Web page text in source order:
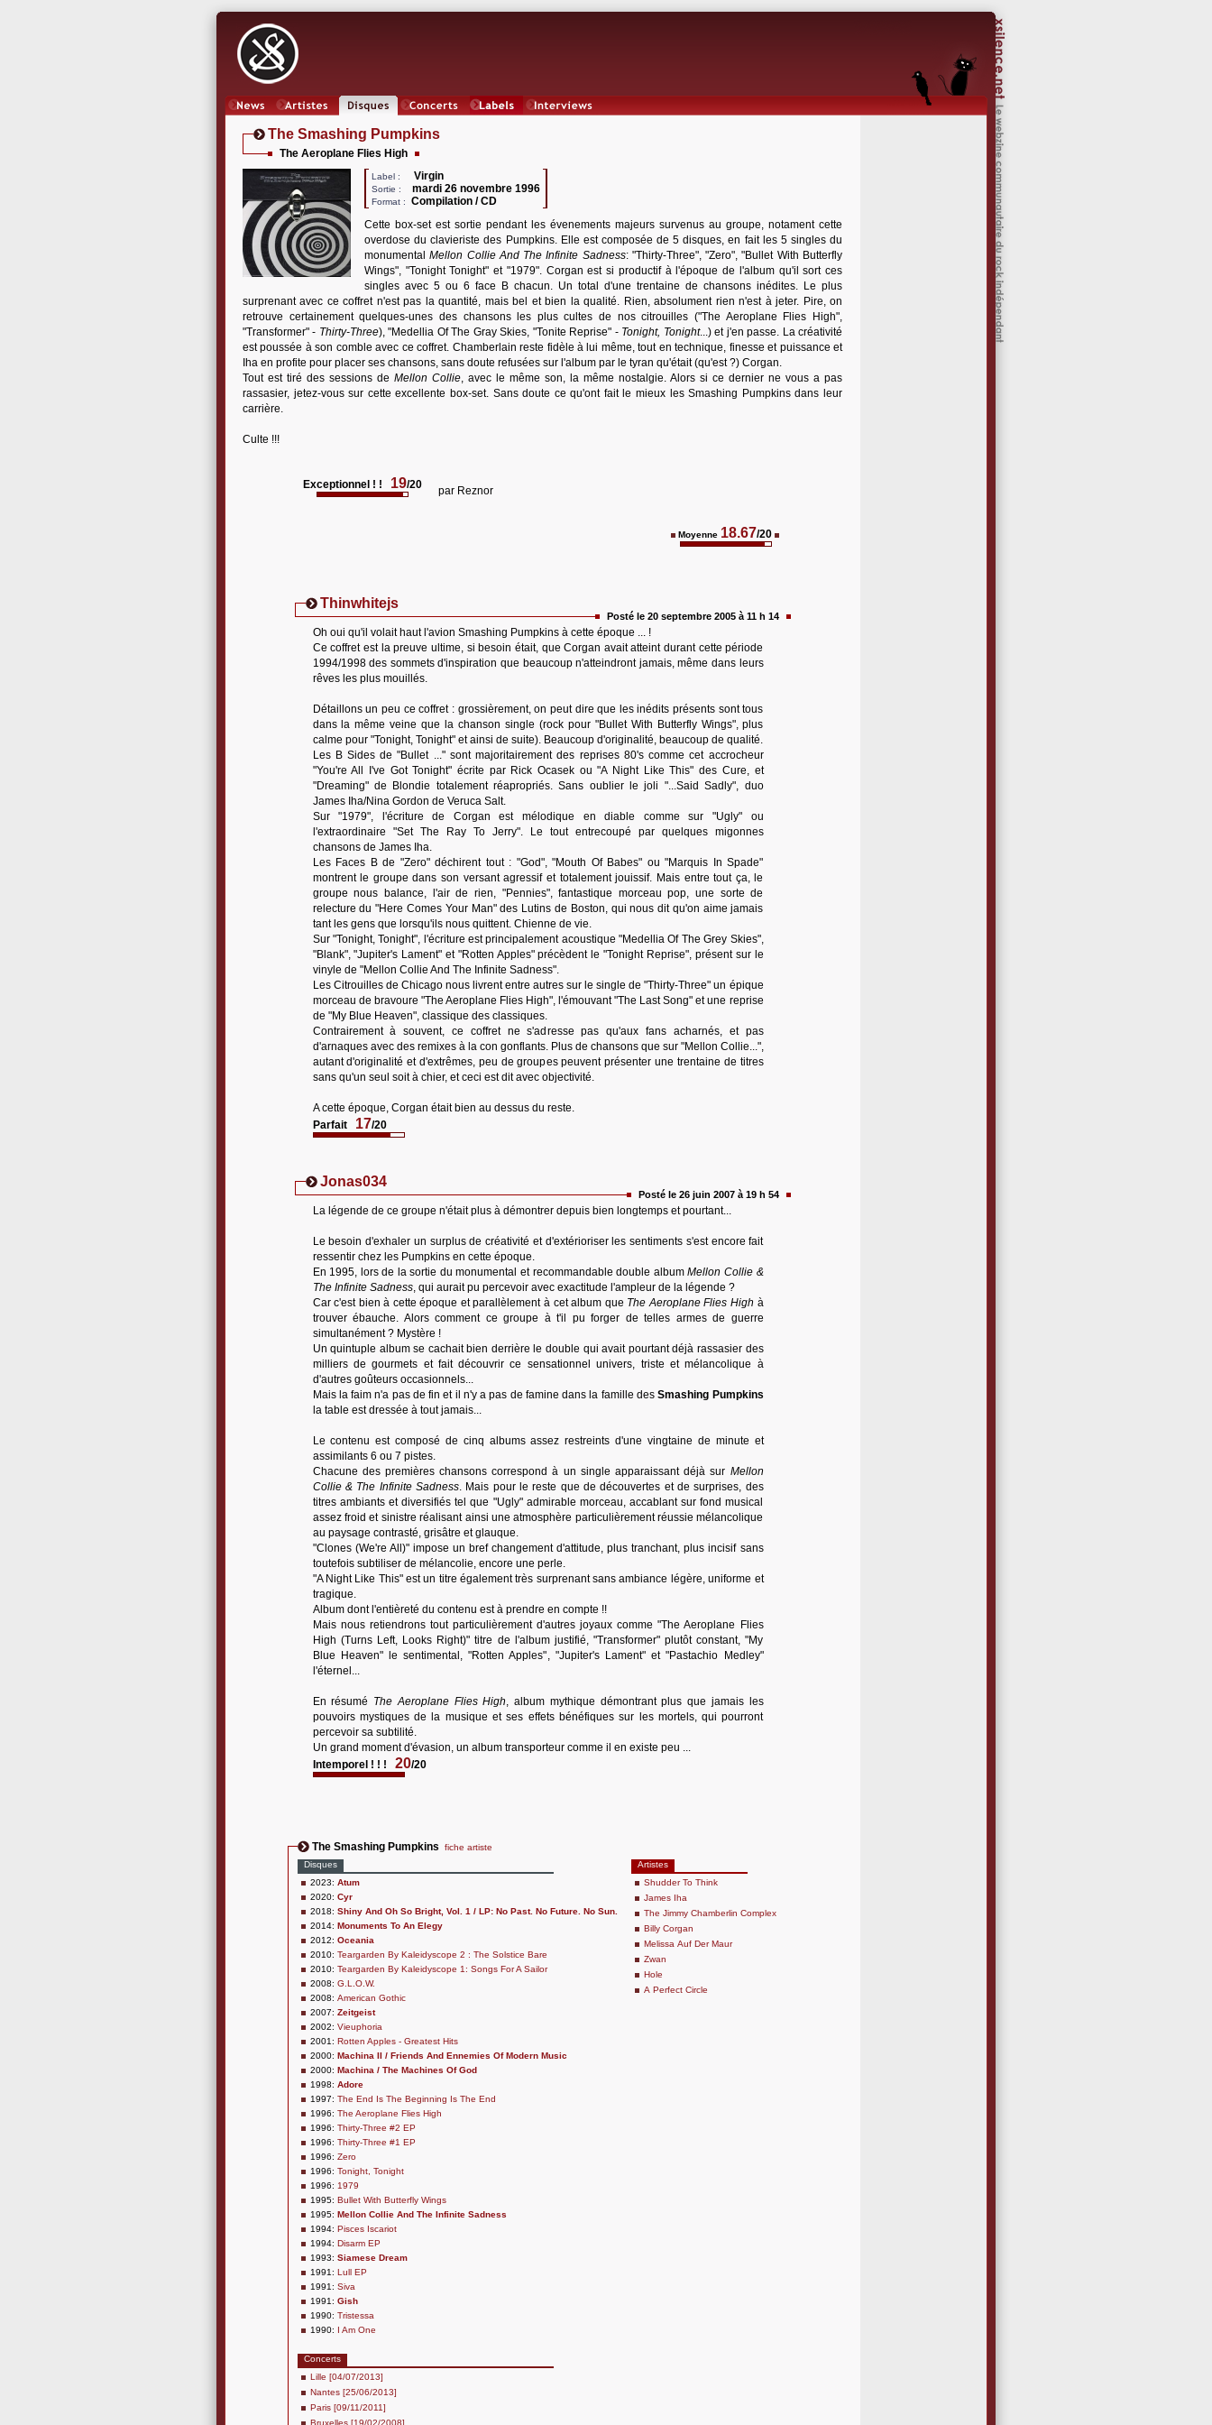
The Smashing Pumpkins
The Aeroplane Flies High
Label : Virgin
Sortie : mardi 26 novembre 1996
Format :
Compilation / CD
Cette box-set est sortie pendant les évenements majeurs survenus au groupe, notament cette
overdose du clavieriste des Pumpkins. Elle est composée de 5 disques, en fait les 5 singles du
monumentalMellon Collie And The Infinite Sadness: "Thirty-Three", "Zero", "Bullet With Butterfly
Wings", "Tonight Tonight" et "1979". Corgan est si productif à l'époque de l'album qu'il sort ces
singles avec 5 ou 6 face B chacun. Un total d'une trentaine de chansons inédites. Le plus
surprenant avec ce coffret n'est pas la quantité, mais bel et bien la qualité. Rien, absolument rien n'est à jeter. Pire, on
retrouve certainement quelques-unes des chansons les plus cultes de nos citrouilles ("The Aeroplane Flies High",
"Transformer" - Thirty-Three), "Medellia Of The Gray Skies, "Tonite Reprise" - Tonight, Tonight...) et j'en passe. La créativité
est poussée à son comble avec ce coffret. Chamberlain reste fidèle à lui même, tout en technique, finesse et puissance et
Iha en profite pour placer ses chansons, sans doute refusées sur l'album par le tyran qu'était (qu'est ?) Corgan.
Tout est tiré des sessions de Mellon Collie, avec le même son, la même nostalgie. Alors si ce dernier ne vous a pas
rassasier, jetez-vous sur cette excellente box-set. Sans doute ce qu'ont fait le mieux les Smashing Pumpkins dans leur
carrière.
Culte !!!
Exceptionnel ! ! 19/20 par Reznor
Moyenne 18.67/20
Thinwhitejs
Posté le 20 septembre 2005 à 11 h 14
Oh oui qu'il volait haut l'avion Smashing Pumpkins à cette époque ... !
Ce coffret est la preuve ultime, si besoin était, que Corgan avait atteint durant cette période
1994/1998 des sommets d'inspiration que beaucoup n'atteindront jamais, même dans leurs
rêves les plus mouillés.
Détaillons un peu ce coffret : grossièrement, on peut dire que les inédits présents sont tous
dans la même veine que la chanson single (rock pour "Bullet With Butterfly Wings", plus
calme pour "Tonight, Tonight" et ainsi de suite). Beaucoup d'originalité, beaucoup de qualité.
Les B Sides de "Bullet ..." sont majoritairement des reprises 80's comme cet accrocheur
"You're All I've Got Tonight" écrite par Rick Ocasek ou "A Night Like This" des Cure, et
"Dreaming" de Blondie totalement réapropriés. Sans oublier le joli "...Said Sadly", duo
James Iha/Nina Gordon de Veruca Salt.
Sur "1979", l'écriture de Corgan est mélodique en diable comme sur "Ugly" ou
l'extraordinaire "Set The Ray To Jerry". Le tout entrecoupé par quelques migonnes
chansons de James Iha.
Les Faces B de "Zero" déchirent tout : "God", "Mouth Of Babes" ou "Marquis In Spade"
montrent le groupe dans son versant agressif et totalement jouissif. Mais entre tout ça, le
groupe nous balance, l'air de rien, "Pennies", fantastique morceau pop, une sorte de
relecture du "Here Comes Your Man" des Lutins de Boston, qui nous dit qu'on aime jamais
tant les gens que lorsqu'ils nous quittent. Chienne de vie.
Sur "Tonight, Tonight", l'écriture est principalement acoustique "Medellia Of The Grey Skies",
"Blank", "Jupiter's Lament" et "Rotten Apples" précèdent le "Tonight Reprise", présent sur le
vinyle de "Mellon Collie And The Infinite Sadness".
Les Citrouilles de Chicago nous livrent entre autres sur le single de "Thirty-Three" un épique
morceau de bravoure "The Aeroplane Flies High", l'émouvant "The Last Song" et une reprise
de "My Blue Heaven", classique des classiques.
Contrairement à souvent, ce coffret ne s'adresse pas qu'aux fans acharnés, et pas
d'arnaques avec des remixes à la con gonflants. Plus de chansons que sur "Mellon Collie...",
autant d'originalité et d'extrêmes, peu de groupes peuvent présenter une trentaine de titres
sans qu'un seul soit à chier, et ceci est dit avec objectivité.
A cette époque, Corgan était bien au dessus du reste.
Parfait
17/20
Jonas034
Posté le 26 juin 2007 à 19 h 54
La légende de ce groupe n'était plus à démontrer depuis bien longtemps et pourtant...
Le besoin d'exhaler un surplus de créativité et d'extérioriser les sentiments s'est encore fait
ressentir chez les Pumpkins en cette époque.
En 1995, lors de la sortie du monumental et recommandable double albumMellon Collie &
The Infinite Sadness, qui aurait pu percevoir avec exactitude l'ampleur de la légende ?
Car c'est bien à cette époque et parallèlement à cet album que The Aeroplane Flies High à
trouver ébauche. Alors comment ce groupe à t'il pu forger de telles armes de guerre
simultanément ? Mystère !
Un quintuple album se cachait bien derrière le double qui avait pourtant déjà rassasier des
milliers de gourmets et fait découvrir ce sensationnel univers, triste et mélancolique à
d'autres goûteurs occasionnels...
Mais la faim n'a pas de fin et il n'y a pas de famine dans la famille desSmashing Pumpkins
la table est dressée à tout jamais...
Le contenu est composé de cinq albums assez restreints d'une vingtaine de minute et
assimilants 6 ou 7 pistes.
Chacune des premières chansons correspond à un single apparaissant déjà sur Mellon
Collie & The Infinite Sadness. Mais pour le reste que de découvertes et de surprises, des
titres ambiants et diversifiés tel que "Ugly" admirable morceau, accablant sur fond musical
assez froid et sinistre réalisant ainsi une atmosphère particulièrement réussie mélancolique
au paysage contrasté, grisâtre et glauque.
"Clones (We're All)" impose un bref changement d'attitude, plus tranchant, plus incisif sans
toutefois subtiliser de mélancolie, encore une perle.
"A Night Like This" est un titre également très surprenant sans ambiance légère, uniforme et
tragique.
Album dont l'entièreté du contenu est à prendre en compte !!
Mais nous retiendrons tout particulièrement d'autres joyaux comme "The Aeroplane Flies
High (Turns Left, Looks Right)" titre de l'album justifié, "Transformer" plutôt constant, "My
Blue Heaven" le sentimental, "Rotten Apples", "Jupiter's Lament" et "Pastachio Medley"
l'éternel...
En résumé The Aeroplane Flies High, album mythique démontrant plus que jamais les
pouvoirs mystiques de la musique et ses effets bénéfiques sur les mortels, qui pourront
percevoir sa subtilité.
Un grand moment d'évasion, un album transporteur comme il en existe peu ...
Intemporel ! ! !
20/20
The Smashing Pumpkins
fiche artiste
Disques
2023: Atum
2020: Cyr
2018: Shiny And Oh So Bright, Vol. 1 / LP: No Past. No Future. No Sun.
2014: Monuments To An Elegy
2012: Oceania
2010: Teargarden By Kaleidyscope 2 : The Solstice Bare
2010: Teargarden By Kaleidyscope 1: Songs For A Sailor
2008: G.L.O.W.
2008: American Gothic
2007: Zeitgeist
2002: Vieuphoria
2001: Rotten Apples - Greatest Hits
2000: Machina II / Friends And Ennemies Of Modern Music
2000: Machina / The Machines Of God
1998: Adore
1997: The End Is The Beginning Is The End
1996: The Aeroplane Flies High
1996: Thirty-Three #2 EP
1996: Thirty-Three #1 EP
1996: Zero
1996: Tonight, Tonight
1996: 1979
1995: Bullet With Butterfly Wings
1995: Mellon Collie And The Infinite Sadness
1994: Pisces Iscariot
1994: Disarm EP
1993: Siamese Dream
1991: Lull EP
1991: Siva
1991: Gish
1990: Tristessa
1990: I Am One
Concerts
Lille [04/07/2013]
Nantes [25/06/2013]
Paris [09/11/2011]
Bruxelles [19/02/2008]
Artistes
Shudder To Think
James Iha
The Jimmy Chamberlin Complex
Billy Corgan
Melissa Auf Der Maur
Zwan
Hole
A Perfect Circle